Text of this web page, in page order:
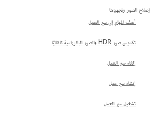
إصلاح الصور وتجهيزها
أضف المهام إلى سير العمل
تكديس صور HDR والصور البانورامية تلقائيًا
إلغاء سير العمل
إنشاء سير عمل
تشغيل سير العمل